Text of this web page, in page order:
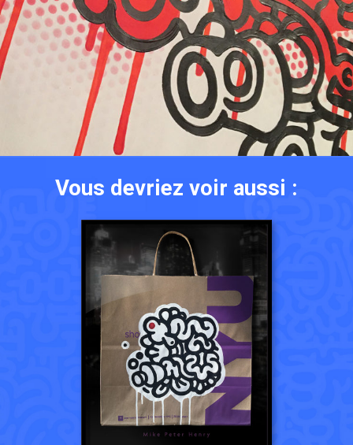
Vous devriez voir aussi :